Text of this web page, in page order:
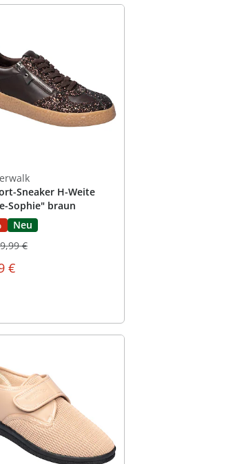
Sneaker H-Weite
Sophie" braun
Neu
€
€